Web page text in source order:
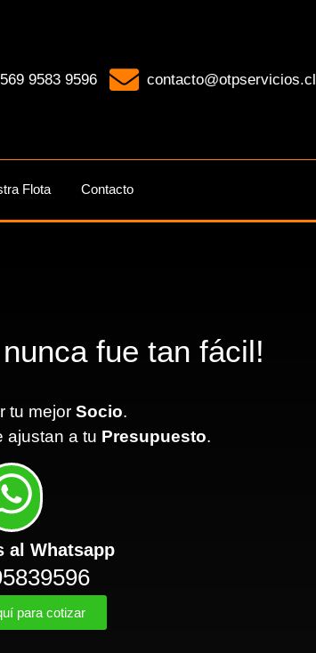
9583 9596 contacto@otpservicios.cl
Flota Contacto
fue tan fácil!
tu mejor Socio.
ajustan a tu Presupuesto.
al Whatsapp
para cotizar